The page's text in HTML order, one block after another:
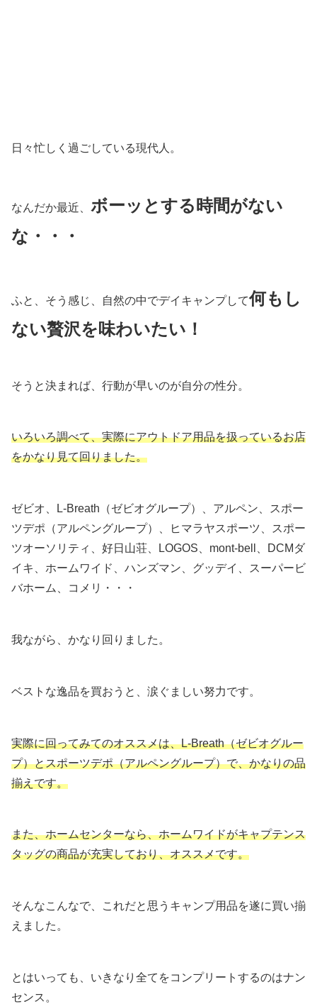
日々忙しく過ごしている現代人。
なんだか最近、 ボーッとする時間がない
な・・・
ふと、そう感じ、自然の中でデイキャンプして何もし
ない贅沢を味わいたい！
そうと決まれば、行動が早いのが自分の性分。
いろいろ調べて、実際にアウトドア用品を扱っているお店
をかなり見て回りました。
ゼビオ、L-Breath（ゼビオグループ）、アルペン、スポー
ツデポ（アルペングループ）、ヒマラヤスポーツ、スポー
ツオーソリティ、好日山荘、LOGOS、mont-bell、DCMダ
イキ、ホームワイド、ハンズマン、グッデイ、スーパービ
バホーム、コメリ・・・
我ながら、かなり回りました。
ベストな逸品を買おうと、涙ぐましい努力です。
実際に回ってみてのオススメは、L-Breath（ゼビオグルー
プ）とスポーツデポ（アルペングループ）で、かなりの品
揃えです。
また、ホームセンターなら、ホームワイドがキャプテンス
タッグの商品が充実しており、オススメです。
そんなこんなで、これだと思うキャンプ用品を遂に買い揃
えました。
とはいっても、いきなり全てをコンプリートするのはナン
センス。